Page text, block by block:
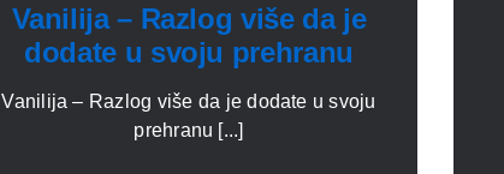
Vanilija – Razlog više da je
dodate u svoju prehranu
Vanilija – Razlog više da je dodate u svoju
prehranu [...]